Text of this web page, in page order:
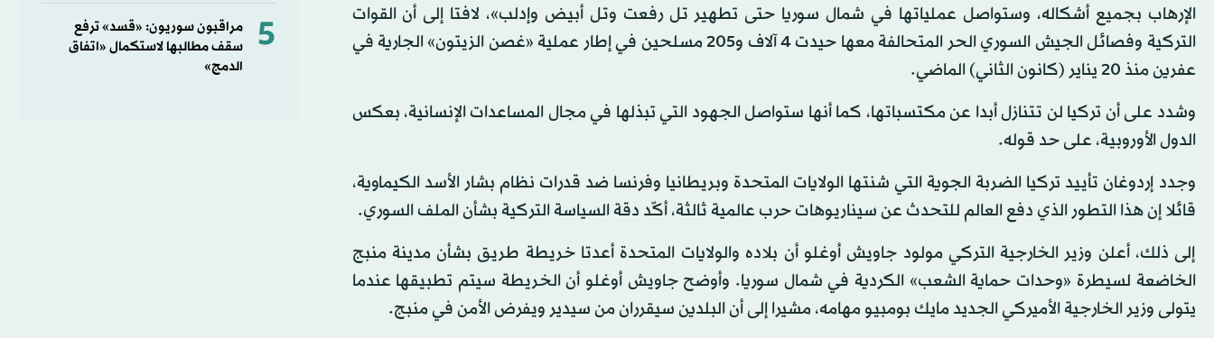
الإرهاب بجميع أشكاله، وستواصل عملياتها في شمال سوريا حتى تطهير تل رفعت وتل أبيض وإدلب»، لافتا إلى أن القوات
التركية وفصائل الجيش السوري الحر المتحالفة معها حيدت 4 آلاف و205 مسلحين في إطار عملية «غصن الزيتون» الجارية في
عفرين منذ 20 يناير (كانون الثاني) الماضي.
وشدد على أن تركيا لن تتنازل أبدا عن مكتسباتها، كما أنها ستواصل الجهود التي تبذلها في مجال المساعدات الإنسانية، بعكس
الدول الأوروبية، على حد قوله.
وجدد إردوغان تأييد تركيا الضربة الجوية التي شنتها الولايات المتحدة وبريطانيا وفرنسا ضد قدرات نظام بشار الأسد الكيماوية،
قائلا إن هذا التطور الذي دفع العالم للتحدث عن سيناريوهات حرب عالمية ثالثة، أكّد دقة السياسة التركية بشأن الملف السوري.
إلى ذلك، أعلن وزير الخارجية التركي مولود جاويش أوغلو أن بلاده والولايات المتحدة أعدتا خريطة طريق بشأن مدينة منبج
الخاضعة لسيطرة «وحدات حماية الشعب» الكردية في شمال سوريا. وأوضح جاويش أوغلو أن الخريطة سيتم تطبيقها عندما
يتولى وزير الخارجية الأميركي الجديد مايك بومبيو مهامه، مشيرا إلى أن البلدين سيقرران من سيدير ويفرض الأمن في منبج.
5
مراقبون سوريون: «قسد» ترفع
سقف مطالبها لاستكمال «اتفاق
الدمج»